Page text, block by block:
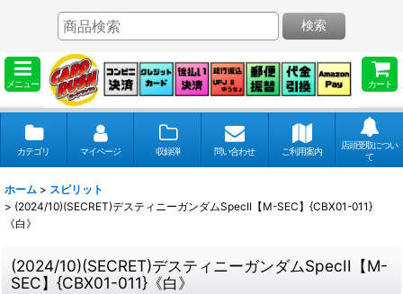
メニュー カート
検索
カテゴリ マイページ 収録弾 問い合わせ ご利用案内
店頭受取につい
て
ホーム > スピリット
> (2024/10)(SECRET)デスティニーガンダムSpecII【M-SEC】{CBX01-011}
《白》
(2024/10)(SECRET)デスティニーガンダムSpecII【M-
SEC】{CBX01-011}《白》